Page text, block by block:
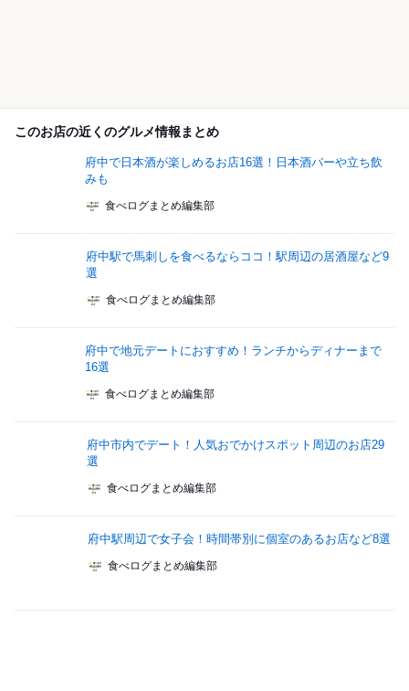
このお店の近くのグルメ情報まとめ
府中で日本酒が楽しめるお店16選！日本酒バーや立ち飲
みも
食べログまとめ編集部
府中駅で馬刺しを食べるならココ！駅周辺の居酒屋など9
選
食べログまとめ編集部
府中で地元デートにおすすめ！ランチからディナーまで
16選
食べログまとめ編集部
府中市内でデート！人気おでかけスポット周辺のお店29
選
食べログまとめ編集部
府中駅周辺で女子会！時間帯別に個室のあるお店など8選
食べログまとめ編集部